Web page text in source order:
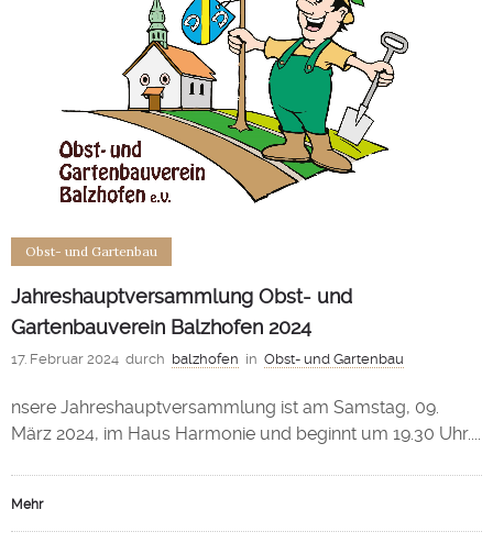
Obst- und Gartenbau
Jahreshauptversammlung Obst- und
Gartenbauverein Balzhofen 2024
17. Februar 2024 durch balzhofen in Obst- und Gartenbau
nsere Jahreshauptversammlung ist am Samstag, 09.
März 2024, im Haus Harmonie und beginnt um 19.30 Uhr....
Mehr